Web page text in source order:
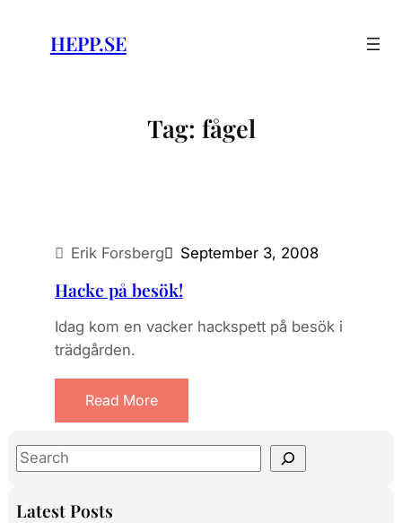
content
HEPP.SE
Tag: fågel
Erik Forsberg September 3, 2008
Hacke på besök!
Idag kom en vacker hackspett på besök i
trädgården.
Read More
S
a
Latest Posts